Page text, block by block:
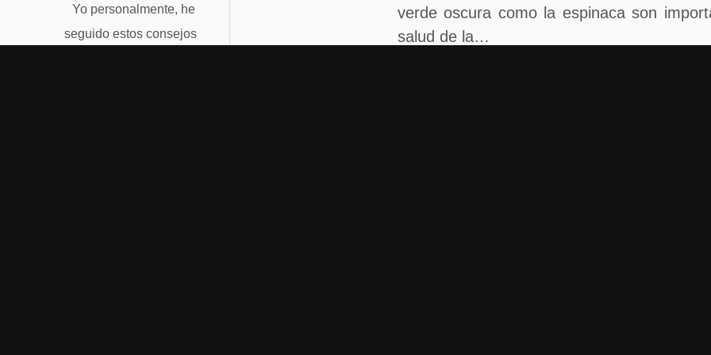
Yo personalmente, he
seguido estos consejos
verde oscura como la espinaca son
salud de la…